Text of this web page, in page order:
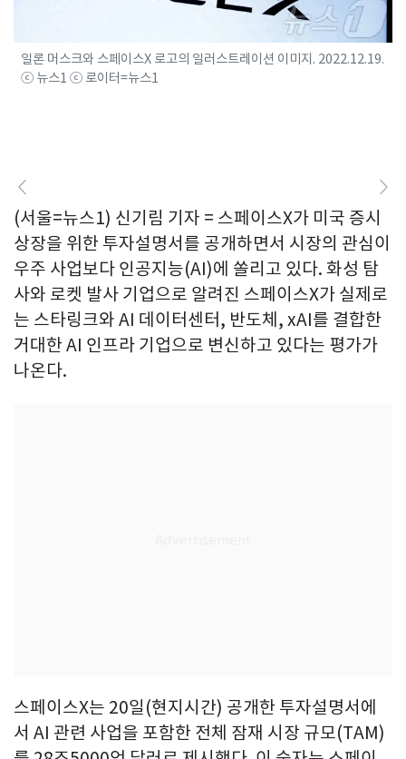
일론 머스크와 스페이스X 로고의 일러스트레이션 이미지. 2022.12.19.
ⓒ 뉴스1 ⓒ 로이터=뉴스1
(서울=뉴스1) 신기림 기자 = 스페이스X가 미국 증시
상장을 위한 투자설명서를 공개하면서 시장의 관심이
우주 사업보다 인공지능(AI)에 쏠리고 있다. 화성 탐
사와 로켓 발사 기업으로 알려진 스페이스X가 실제로
는 스타링크와 AI 데이터센터, 반도체, xAI를 결합한
거대한 AI 인프라 기업으로 변신하고 있다는 평가가
나온다.
스페이스X는 20일(현지시간) 공개한 투자설명서에
서 AI 관련 사업을 포함한 전체 잠재 시장 규모(TAM)